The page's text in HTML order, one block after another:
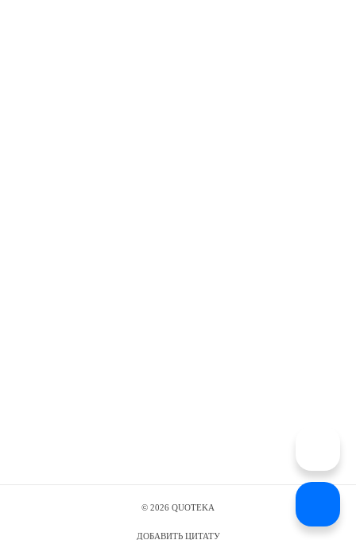
© 2026 QUOTEKA
ДОБАВИТЬ ЦИТАТУ